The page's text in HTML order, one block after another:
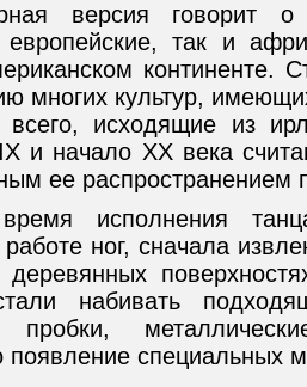
версия говорит
так и
континенте.
многих культур,
исходящие из
и начало XX века
ее распространением
исполнения
ног, сначала
набивать
специальных